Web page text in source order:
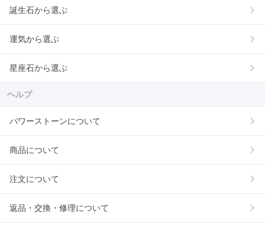
誕生石から選ぶ
運気から選ぶ
星座石から選ぶ
ヘルプ
パワーストーンについて
商品について
注文について
返品・交換・修理について